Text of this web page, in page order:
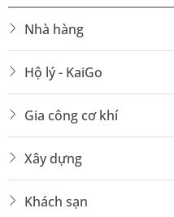
Nhà hàng
Hộ lý - KaiGo
Gia công cơ khí
Xây dựng
Khách sạn